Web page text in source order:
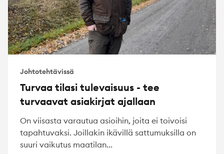
Johtotehtävissä
Turvaa tilasi tulevaisuus - tee
turvaavat asiakirjat ajallaan
On viisasta varautua asioihin, joita ei toivoisi
tapahtuvaksi. Joillakin ikävillä sattumuksilla on
suuri vaikutus maatilan...